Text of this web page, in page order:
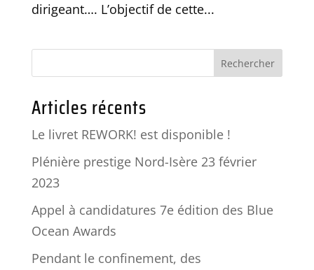
dirigeant…. L’objectif de cette...
Articles récents
Le livret REWORK! est disponible !
Plénière prestige Nord-Isère 23 février
2023
Appel à candidatures 7e édition des Blue
Ocean Awards
Pendant le confinement, des